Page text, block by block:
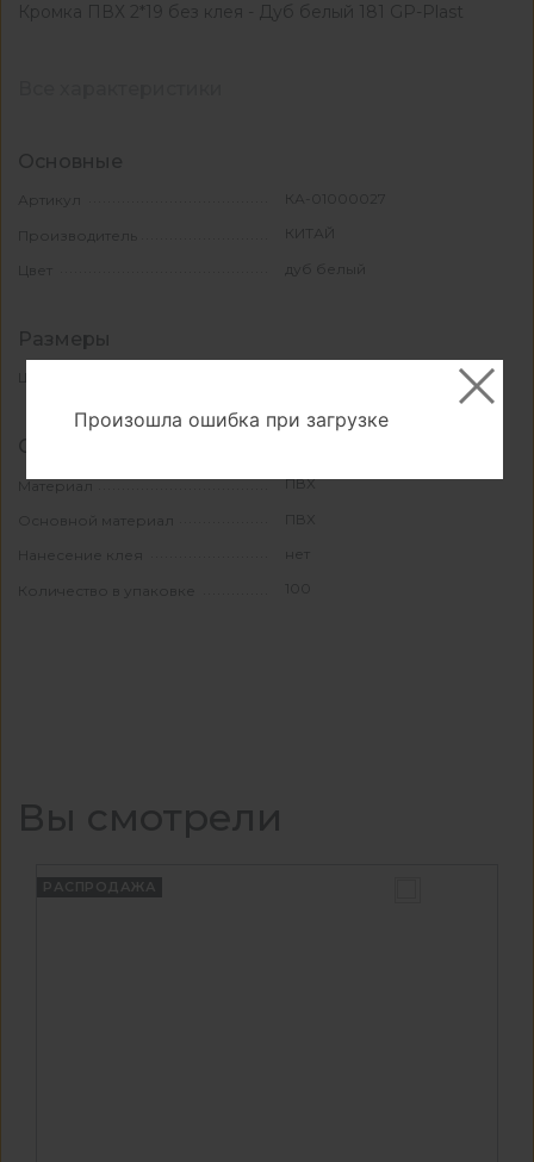
Кромка ПВХ 2*19 без клея - Дуб белый 181 GP-Plast
Основные
Артикул КА-01000027
Производитель КИТАЙ
Цвет дуб белый
Размеры
Ширина, мм
Свойства и материалы
Материал ПВХ
Основной материал ПВХ
Нанесение клея нет
Количество в упаковке 100
Вы смотрели
РАСПРОДАЖА
Произошла ошибка при загрузке